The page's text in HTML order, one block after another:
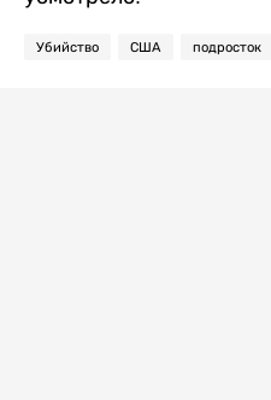
Убийство США подросток